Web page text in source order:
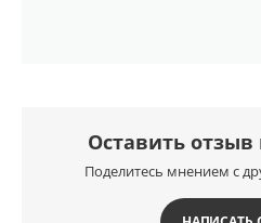
Оставить отзыв
Поделитесь мнением с